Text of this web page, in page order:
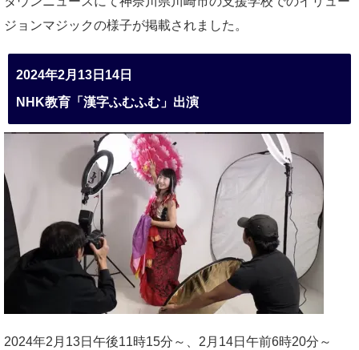
ジョンマジックの様子が掲載されました。
2024年2月13日14日
NHK教育「漢字ふむふむ」出演
2024年2月13日午後11時15分～、2月14日午前6時20分～